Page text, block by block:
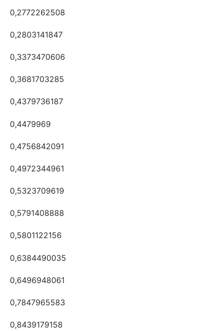
0,2772262508
0,2803141847
0,3373470606
0,3681703285
0,4379736187
0,4479969
0,4756842091
0,4972344961
0,5323709619
0,5791408888
0,5801122156
0,6384490035
0,6496948061
0,7847965583
0,8439179158